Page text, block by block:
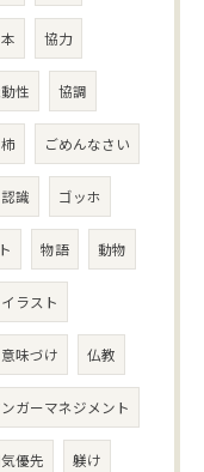
協力
性 協調
柿 ごめんなさい
認識 ゴッホ
物語 動物
イラスト
意味づけ 仏教
ガーマネジメント
優先 躾け